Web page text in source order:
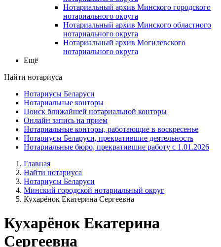
Нотариальный архив Минского городского
нотариального округа
Нотариальный архив Минского областного
нотариального округа
Нотариальный архив Могилевского
нотариального округа
Ещё
Найти нотариуса
Нотариусы Беларуси
Нотариальные конторы
Поиск ближайшей нотариальной конторы
Онлайн запись на прием
Нотариальные конторы, работающие в воскресенье
Нотариусы Беларуси, прекратившие деятельность
Нотариальные бюро, прекратившие работу с 1.01.2026
Главная
Найти нотариуса
Нотариусы Беларуси
Минский городской нотариальный округ
Кухарёнок Екатерина Сергеевна
Кухарёнок Екатерина
Сергеевна